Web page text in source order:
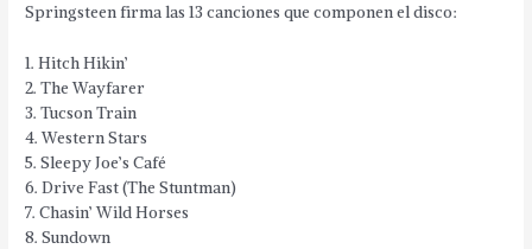
Springsteen firma las 13 canciones que componen el disco:
1. Hitch Hikin’
2. The Wayfarer
3. Tucson Train
4. Western Stars
5. Sleepy Joe’s Café
6. Drive Fast (The Stuntman)
7. Chasin’ Wild Horses
8. Sundown